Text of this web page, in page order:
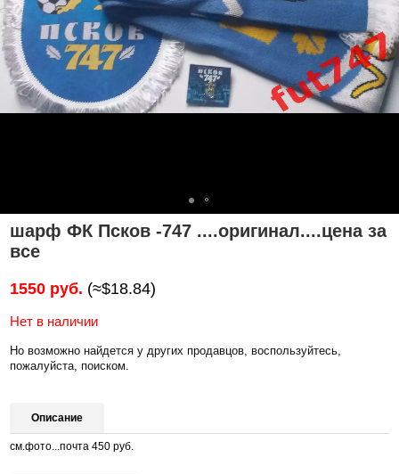
шарф ФК Псков -747 ....оригинал....цена за
все
1550 руб. (≈$18.84)
Нет в наличии
Но возможно найдется у других продавцов, воспользуйтесь,
пожалуйста, поиском.
Описание
см.фото...почта 450 руб.